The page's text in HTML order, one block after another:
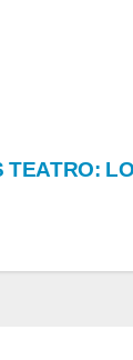
TEATRO: